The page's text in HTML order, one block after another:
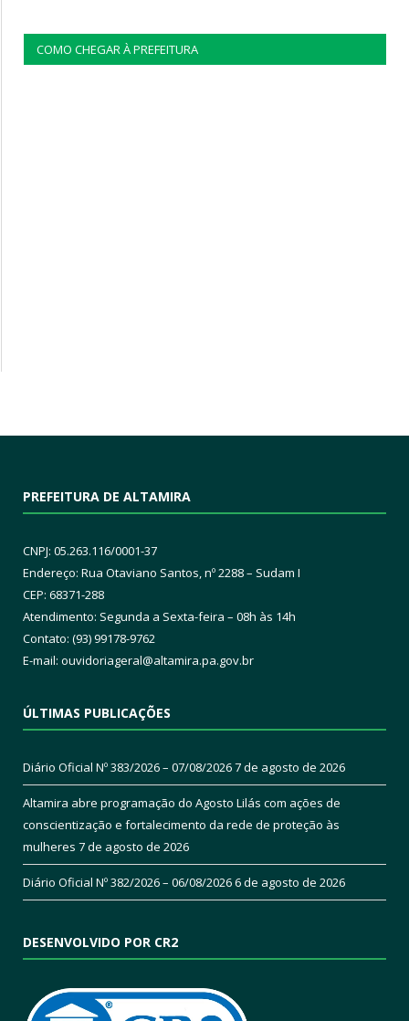
COMO CHEGAR À PREFEITURA
PREFEITURA DE ALTAMIRA
CNPJ: 05.263.116/0001-37
Endereço: Rua Otaviano Santos, nº 2288 – Sudam I
CEP: 68371-288
Atendimento: Segunda a Sexta-feira – 08h às 14h
Contato: (93) 99178-9762
E-mail: ouvidoriageral@altamira.pa.gov.br
ÚLTIMAS PUBLICAÇÕES
Diário Oficial Nº 383/2026 – 07/08/20267 de agosto de 2026
Altamira abre programação do Agosto Lilás com ações de
conscientização e fortalecimento da rede de proteção às
mulheres 7 de agosto de 2026
Diário Oficial Nº 382/2026 – 06/08/20266 de agosto de 2026
DESENVOLVIDO POR CR2